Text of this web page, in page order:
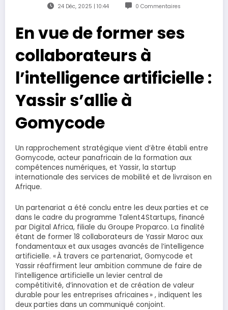
24 Déc, 2025 | 10:44 0 Commentaires
En vue de former ses
collaborateurs à
l’intelligence artificielle :
Yassir s’allie à
Gomycode
Un rapprochement stratégique vient d’être établi entre
Gomycode, acteur panafricain de la formation aux
compétences numériques, et Yassir, la startup
internationale des services de mobilité et de livraison en
Afrique.
Un partenariat a été conclu entre les deux parties et ce
dans le cadre du programme Talent4Startups, financé
par Digital Africa, filiale du Groupe Proparco. La finalité
étant de former 18 collaborateurs de Yassir Maroc aux
fondamentaux et aux usages avancés de l’intelligence
artificielle. « À travers ce partenariat, Gomycode et
Yassir réaffirment leur ambition commune de faire de
l’intelligence artificielle un levier central de
compétitivité, d’innovation et de création de valeur
durable pour les entreprises africaines » , indiquent les
deux parties dans un communiqué conjoint.